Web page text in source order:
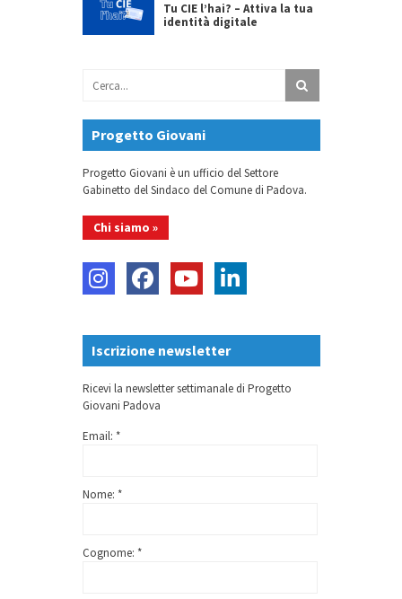
Tu CIE l’hai? – Attiva la tua
identità digitale
Progetto Giovani
Progetto Giovani è un ufficio del Settore
Gabinetto del Sindaco del Comune di Padova.
Chi siamo »
Iscrizione newsletter
Ricevi la newsletter settimanale di Progetto
Giovani Padova
Email: *
Nome: *
Cognome: *